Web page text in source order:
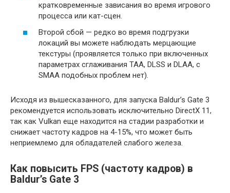
кратковременные зависания во время игрового
процесса или кат-сцен.
Второй сбой — редко во время подгрузки
локаций вы можете наблюдать мерцающие
текстуры (проявляется только при включенных
параметрах сглаживания TAA, DLSS и DLAA, с
SMAA подобных проблем нет).
Исходя из вышесказанного, для запуска Baldur’s Gate 3
рекомендуется использовать исключительно DirectX 11,
так как Vulkan еще находится на стадии разработки и
снижает частоту кадров на 4-15%, что может быть
неприемлемо для обладателей слабого железа.
Как повысить FPS (частоту кадров) в
Baldur’s Gate 3